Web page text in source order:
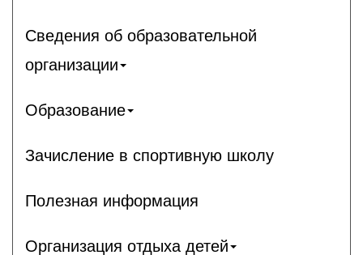
Сведения об образовательной
организации
Образование
Зачисление в спортивную школу
Полезная информация
Организация отдыха детей